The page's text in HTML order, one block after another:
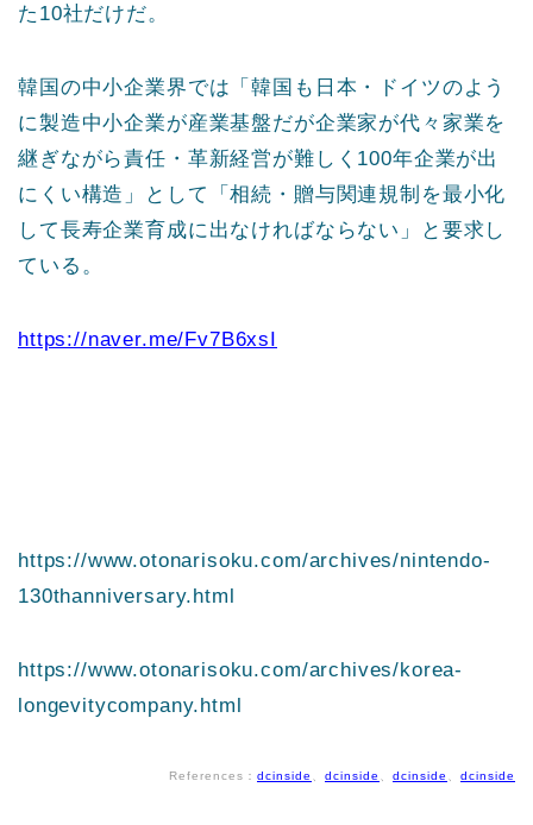
た10社だけだ。
韓国の中小企業界では「韓国も日本・ドイツのよう
に製造中小企業が産業基盤だが企業家が代々家業を
継ぎながら責任・革新経営が難しく100年企業が出
にくい構造」として「相続・贈与関連規制を最小化
して長寿企業育成に出なければならない」と要求し
ている。
https://naver.me/Fv7B6xsI
https://www.otonarisoku.com/archives/nintendo-
130thanniversary.html
https://www.otonarisoku.com/archives/korea-
longevitycompany.html
References： dcinside dcinside dcinside dcinside